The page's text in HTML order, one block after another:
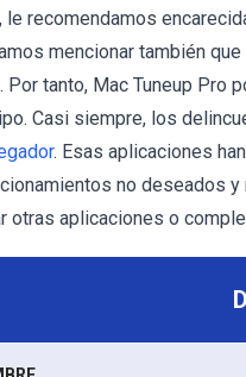
le recomendamos
mencionar también
Por tanto, Mac Tuneup Pro
Casi siempre, los
. Esas aplicaciones
no deseados y
otras aplicaciones o